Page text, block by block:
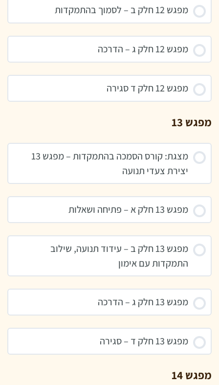
מפגש 12 חלק ב – לסמוך בהתמקדות
מפגש 12 חלק ג – הדרכה
מפגש 12 חלק ד סגירה
מפגש 13
מצגת: קורס הסמכה בהתמקדות – מפגש 13
יצירת צעדי תנועה
מפגש 13 חלק א – פתיחה ושאלות
מפגש 13 חלק ב – עידוד תנועה, שילוב
התמקדות עם אימון
מפגש 13 חלק ג – הדרכה
מפגש 13 חלק ד – סגירה
מפגש 14